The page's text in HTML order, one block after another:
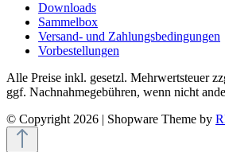
Downloads
Sammelbox
Versand- und Zahlungsbedingungen
Vorbestellungen
Alle Preise inkl. gesetzl. Mehrwertsteuer
ggf. Nachnahmegebühren, wenn nicht
© Copyright 2026 | Shopware Theme by